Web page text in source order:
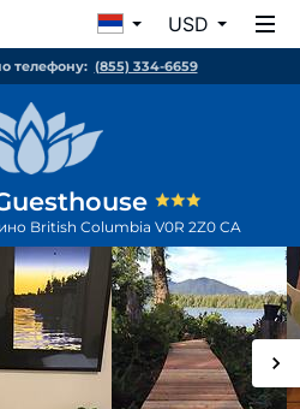
USD
телефону: (855) 334-6659
British Columbia V0R 2Z0 CA